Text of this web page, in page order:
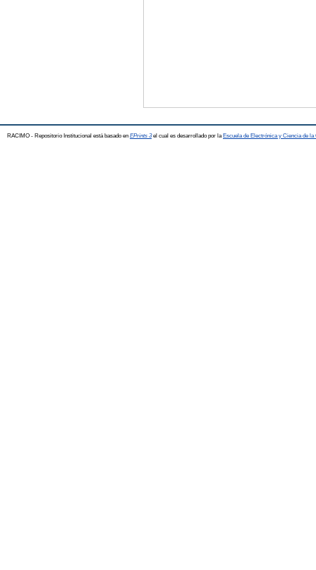
RACIMO - Repositorio Institucional está basado en EPrints 3el cual es desarrollado por la Escuela de Electrónica y Ciencia de la